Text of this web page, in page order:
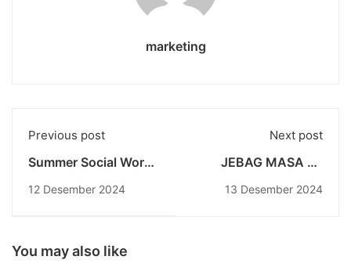
marketing
Previous post
Summer Social Work
FISHUM UNDIKNAS
dan Lingkungan
12 Desember 2024
Next post
JEBAG MASA #3
Undiknas:
13 Desember 2024
You may also like